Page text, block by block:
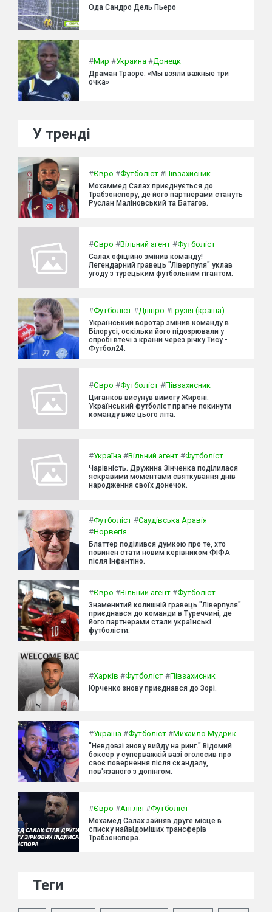
Ода Сандро Дель Пьеро
#Мир #Украина #Донецк
Драман Траоре: «Мы взяли важные три
очка»
У тренді
#Євро #Футболіст #Півзахисник
Мохаммед Салах приєднується до
Трабзонспору, де його партнерами стануть
Руслан Маліновський та Батагов.
#Євро #Вільний агент #Футболіст
Салах офіційно змінив команду!
Легендарний гравець "Ліверпуля" уклав
угоду з турецьким футбольним гігантом.
#Футболіст #Дніпро #Грузія (країна)
Український воротар змінив команду в
Білорусі, оскільки його підозрювали у
спробі втечі з країни через річку Тису -
Футбол24.
#Євро #Футболіст #Півзахисник
Циганков висунув вимогу Жироні.
Український футболіст прагне покинути
команду вже цього літа.
#Україна #Вільний агент #Футболіст
Чарівність. Дружина Зінченка поділилася
яскравими моментами святкування днів
народження своїх донечок.
#Футболіст #Саудівська Аравія
#Норвегія
Блаттер поділився думкою про те, хто
повинен стати новим керівником ФІФА
після Інфантіно.
#Євро #Вільний агент #Футболіст
Знаменитий колишній гравець "Ліверпуля"
приєднався до команди в Туреччині, де
його партнерами стали українські
футболісти.
#Харків #Футболіст #Півзахисник
Юрченко знову приєднався до Зорі.
#Україна #Футболіст #Михайло Мудрик
"Невдовзі знову вийду на ринг." Відомий
боксер у суперважкій вазі оголосив про
своє повернення після скандалу,
пов'язаного з допінгом.
#Євро #Англія #Футболіст
Мохамед Салах зайняв друге місце в
списку найвідоміших трансферів
Трабзонспора.
Теги